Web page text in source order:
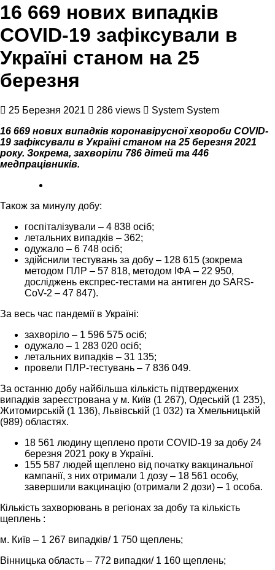
16 669 нових випадків
COVID-19 зафіксували в
Україні станом на 25
березня
25 Березня 2021 286 views
System System
16 669 нових випадків коронавірусної хвороби COVID-
19 зафіксували в Україні станом на 25 березня 2021
року. Зокрема, захворіли 786 дітей та 446
медпрацівників.
Також за минулу добу:
госпіталізували – 4 838 осіб;
летальних випадків – 362;
одужало – 6 748 осіб;
здійснили тестувань за добу – 128 615 (зокрема
методом ПЛР – 57 818, методом ІФА – 22 950,
досліджень експрес-тестами на антиген до SARS-
CoV-2 – 47 847).
За весь час пандемії в Україні:
захворіло – 1 596 575 осіб;
одужало – 1 283 020 осіб;
летальних випадків – 31 135;
провели ПЛР-тестувань – 7 836 049.
За останню добу найбільша кількість підтверджених
випадків зареєстрована у м. Київ (1 267), Одеській (1 235),
Житомирській (1 136), Львівській (1 032) та Хмельницькій
(989) областях.
18 561 людину щеплено проти COVID-19 за добу 24
березня 2021 року в Україні.
155 587 людей щеплено від початку вакцинальної
кампанії, з них отримали 1 дозу – 18 561 особу,
завершили вакцинацію (отримали 2 дози) – 1 особа.
Кількість захворювань в регіонах за добу та кількість
щеплень :
м. Київ – 1 267 випадків/ 1 750 щеплень;
Вінницька область – 772 випадки/ 1 160 щеплень;